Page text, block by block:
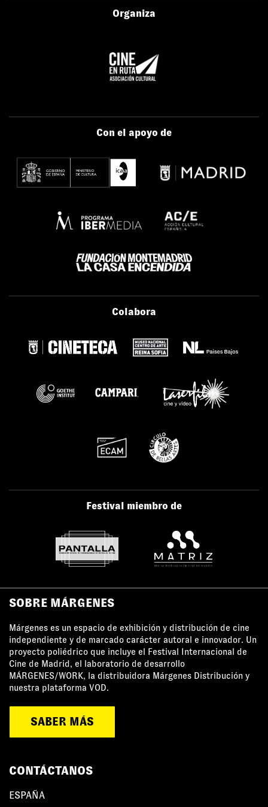
Organiza
Con el apoyo de
Colabora
Festival miembro de
SOBRE MÁRGENES
Márgenes es un espacio de exhibición y distribución de cine
independiente y de marcado carácter autoral e innovador. Un
proyecto poliédrico que incluye el Festival Internacional de
Cine de Madrid, el laboratorio de desarrollo
MÁRGENES/WORK, la distribuidora Márgenes Distribución y
nuestra plataforma VOD.
SABER MÁS
CONTÁCTANOS
ESPAÑA